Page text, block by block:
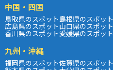
中国・四国
鳥取県のスポット島根県のスポット
広島県のスポット山口県のスポット
香川県のスポット愛媛県のスポット
九州・沖縄
福岡県のスポット佐賀県のスポット